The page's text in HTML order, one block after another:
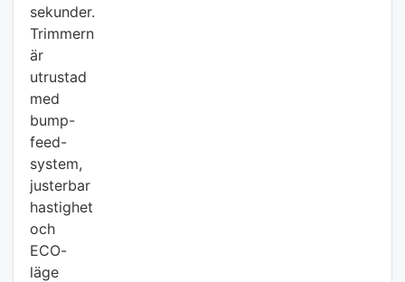
sekunder.
Trimmern
är
utrustad
med
bump-
feed-
system,
justerbar
hastighet
och
ECO-
läge